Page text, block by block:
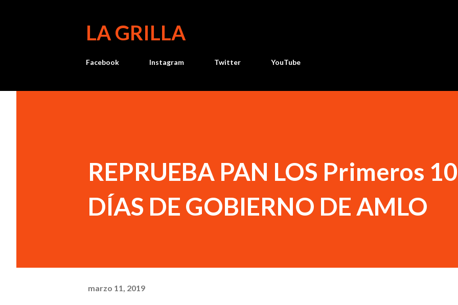
LA GRILLA
Facebook Instagram Twitter YouTube
REPRUEBA PAN LOS Primeros
DÍAS DE GOBIERNO DE AMLO
marzo 11, 2019